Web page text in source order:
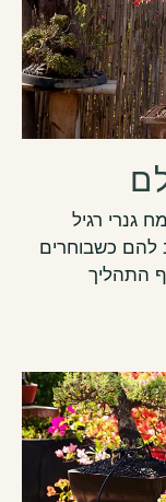
גנרי רגיל
להם כשבוחרים
התהליך